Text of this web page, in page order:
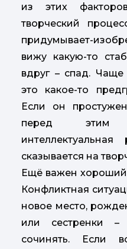
из этих
творческий
придумывает-
вижу какую-то
вдруг – спад. Чаще
это какое-то
Если он
перед
сказывается на
Ещё важен хороший
Конфликтная
новое место,
или сестренки
сочинять. Если